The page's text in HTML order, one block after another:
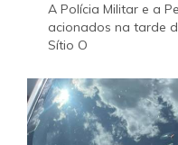
A Polícia Militar e a
acionados na tarde
Sítio O